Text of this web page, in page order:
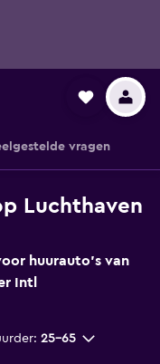
vragen
Luchthaven
huurauto's van
Intl
25-65